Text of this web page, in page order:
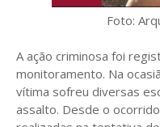
Foto:
A ação criminosa foi
monitoramento. Na
vítima sofreu diversas
assalto. Desde o